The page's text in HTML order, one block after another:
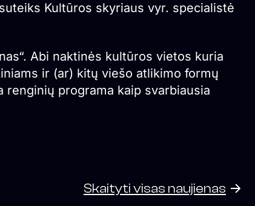
Kultūros skyriaus vyr. specialistė
Abi naktinės kultūros vietos kuria
ir (ar) kitų viešo atlikimo formų
programa kaip svarbiausia
Skaityti visas naujienas